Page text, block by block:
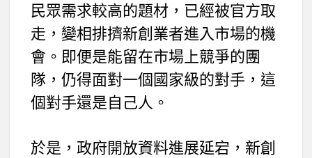
民眾需求較高的題材，已經被官方取
走，變相排擠新創業者進入市場的機
會。即便是能留在市場上競爭的團
隊，仍得面對一個國家級的對手，這
個對手還是自己人。
於是，政府開放資料進展延宕，新創